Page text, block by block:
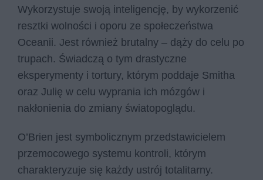
Wykorzystuje swoją inteligencję, by wykorzenić
resztki wolności i oporu ze społeczeństwa
Oceanii. Jest również brutalny – dąży do celu po
trupach. Świadczą o tym drastyczne
eksperymenty i tortury, którym poddaje Smitha
oraz Julię w celu wyprania ich mózgów i
nakłonienia do zmiany światopoglądu.
O’Brien jest symbolicznym przedstawicielem
przemocowego systemu kontroli, którym
charakteryzuje się każdy ustrój totalitarny.